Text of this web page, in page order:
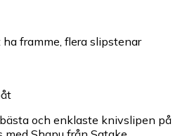
framme, flera slipstenar
och enklaste knivslipen på